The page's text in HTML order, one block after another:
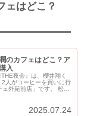
ェはどこ？
のカフェはどこ？ア
入
夜会』は、櫻井翔く
苑前店」です。 松本
2025.07.24